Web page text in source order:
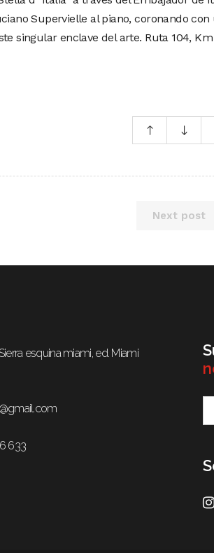
Supervielle al piano, coronando con
singular enclave del arte. Ruta 104, Km
Next post
esquina miami, ed. Miami
633